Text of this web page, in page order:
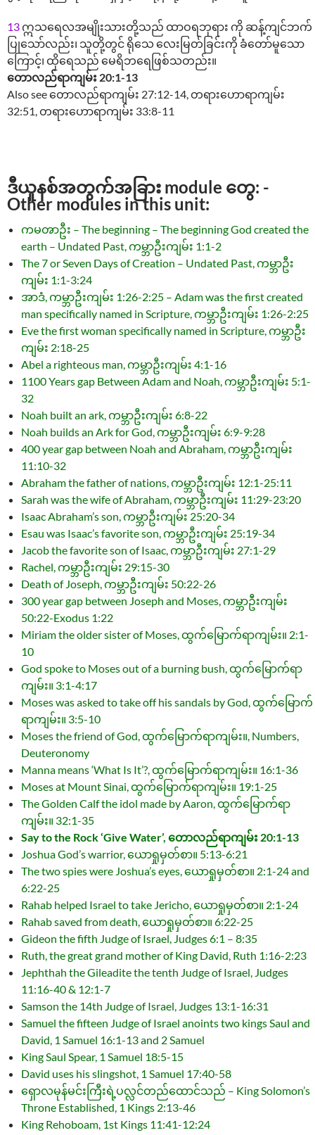
13 ဣသရေလအမျိုးသားတို့သည် ထာဝရဘုရား ကို ဆန့်ကျင်ဘက်
ပြုသော်လည်း၊ သူတို့တွင် ရိုသေ လေးမြတ်ခြင်းကို ခံတော်မူသော
ကြောင့်၊ ထိုရေသည် မေရိဘရေဖြစ်သတည်း။
တောလည်ရာကျမ်း 20:1-13
Also see တောလည်ရာကျမ်း 27:12-14, တရားဟောရာကျမ်း
32:51, တရားဟောရာကျမ်း 33:8-11
ဒီယူနစ်အတွက်အခြား module တွေ: -
Other modules in this unit:
ကမၻာဦး – The beginning – The beginning God created the
earth – Undated Past, ကမ္ဘာဦးကျမ်း 1:1-2
The 7 or Seven Days of Creation – Undated Past, ကမ္ဘာဦး
ကျမ်း 1:1-3:24
အာဒံ, ကမ္ဘာဦးကျမ်း 1:26-2:25 – Adam was the first created
man specifically named in Scripture, ကမ္ဘာဦးကျမ်း 1:26-2:25
Eve the first woman specifically named in Scripture, ကမ္ဘာဦး
ကျမ်း 2:18-25
Abel a righteous man, ကမ္ဘာဦးကျမ်း 4:1-16
1100 Years gap Between Adam and Noah, ကမ္ဘာဦးကျမ်း 5:1-
32
Noah built an ark, ကမ္ဘာဦးကျမ်း 6:8-22
Noah builds an Ark for God, ကမ္ဘာဦးကျမ်း 6:9-9:28
400 year gap between Noah and Abraham, ကမ္ဘာဦးကျမ်း
11:10-32
Abraham the father of nations, ကမ္ဘာဦးကျမ်း 12:1-25:11
Sarah was the wife of Abraham, ကမ္ဘာဦးကျမ်း 11:29-23:20
Isaac Abraham’s son, ကမ္ဘာဦးကျမ်း 25:20-34
Esau was Isaac’s favorite son, ကမ္ဘာဦးကျမ်း 25:19-34
Jacob the favorite son of Isaac, ကမ္ဘာဦးကျမ်း 27:1-29
Rachel, ကမ္ဘာဦးကျမ်း 29:15-30
Death of Joseph, ကမ္ဘာဦးကျမ်း 50:22-26
300 year gap between Joseph and Moses, ကမ္ဘာဦးကျမ်း
50:22-Exodus 1:22
Miriam the older sister of Moses, ထွက်မြောက်ရာကျမ်း။ 2:1-
10
God spoke to Moses out of a burning bush, ထွက်မြောက်ရာ
ကျမ်း။ 3:1-4:17
Moses was asked to take off his sandals by God, ထွက်မြောက်
ရာကျမ်း။ 3:5-10
Moses the friend of God, ထွက်မြောက်ရာကျမ်း။, Numbers,
Deuteronomy
Manna means ‘What Is It’?, ထွက်မြောက်ရာကျမ်း။ 16:1-36
Moses at Mount Sinai, ထွက်မြောက်ရာကျမ်း။ 19:1-25
The Golden Calf the idol made by Aaron, ထွက်မြောက်ရာ
ကျမ်း။ 32:1-35
Say to the Rock ‘Give Water’, တောလည်ရာကျမ်း 20:1-13
Joshua God’s warrior, ယောရှုမှတ်စာ။ 5:13-6:21
The two spies were Joshua’s eyes, ယောရှုမှတ်စာ။ 2:1-24 and
6:22-25
Rahab helped Israel to take Jericho, ယောရှုမှတ်စာ။ 2:1-24
Rahab saved from death, ယောရှုမှတ်စာ။ 6:22-25
Gideon the fifth Judge of Israel, Judges 6:1 – 8:35
Ruth, the great grand mother of King David, Ruth 1:16-2:23
Jephthah the Gileadite the tenth Judge of Israel, Judges
11:16-40 & 12:1-7
Samson the 14th Judge of Israel, Judges 13:1-16:31
Samuel the fifteen Judge of Israel anoints two kings Saul and
David, 1 Samuel 16:1-13 and 2 Samuel
King Saul Spear, 1 Samuel 18:5-15
David uses his slingshot, 1 Samuel 17:40-58
ရှောလမုန်မင်းကြီးရဲ့ပလ္လင်တည်ထောင်သည် – King Solomon’s
Throne Established, 1 Kings 2:13-46
King Rehoboam, 1st Kings 11:41-12:24